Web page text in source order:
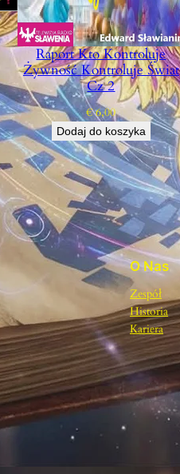
Raport Kto Kontroluje
Żywność Kontroluje Świat
Cz 2
€6,00
Dodaj do koszyka
O Nas
Zespół
Historia
Kariera